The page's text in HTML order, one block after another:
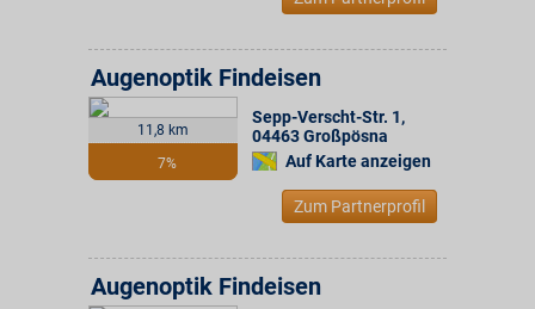
11,8 km
7%
Augenoptik Findeisen
Sepp-Verscht-Str. 1,
04463Großpösna
Auf Karte anzeigen
Zum Partnerprofil
Augenoptik Findeisen